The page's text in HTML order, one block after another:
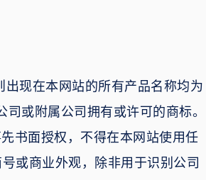
出现在本网站的所有产品名称均为
或附属公司拥有或许可的商标。
书面授权，不得在本网站使用任
或商业外观，除非用于识别公司